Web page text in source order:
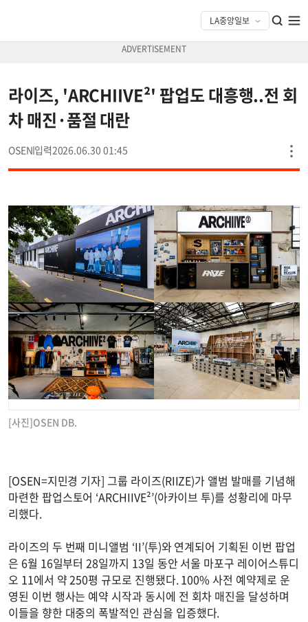
라이즈, 'ARCHIIVE²' 팝업도 대흥행..전 회
차 매진·품절 대란
OSEN 2026.06.30 01:45
[사진]OSEN DB.
[OSEN=지민경 기자] 그룹 라이즈(RIIZE)가 앨범 발매를 기념해
마련한 팝업스토어 ‘ARCHIIVE²’(아카이브 투)를 성황리에 마무
리했다.
라이즈의 두 번째 미니앨범 ‘II’(투)와 연계되어 기획된 이번 팝업
은 6월 16일부터 28일까지 13일 동안 서울 마포구 레이어스튜디
오 11에서 약 250평 규모로 진행됐다. 100% 사전 예약제로 운
영된 이번 행사는 예약 시작과 동시에 전 회차 매진을 달성하며
이들을 향한 대중의 폭발적인 관심을 입증했다.